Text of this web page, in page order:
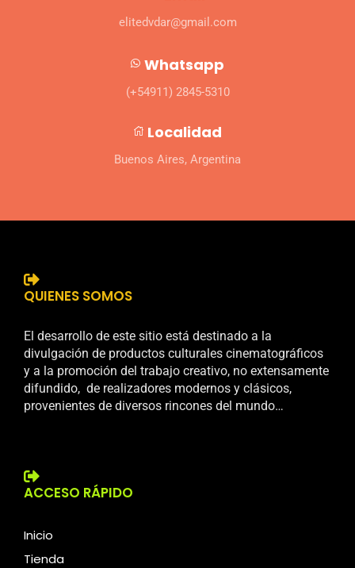
elitedvdar@gmail.com
Whatsapp
(+54911) 2845-5310
Localidad
Buenos Aires, Argentina
QUIENES SOMOS
El desarrollo de este sitio está destinado a la
divulgación de productos culturales cinematográficos
y a la promoción del trabajo creativo, no extensamente
difundido, de realizadores modernos y clásicos,
provenientes de diversos rincones del mundo…
ACCESO RÁPIDO
Inicio
Tienda